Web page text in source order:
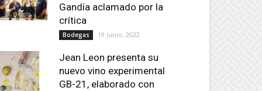
Gandía aclamado por la
crítica
Bodegas 19 junio, 2022
Jean Leon presenta su
nuevo vino experimental
GB-21, elaborado con